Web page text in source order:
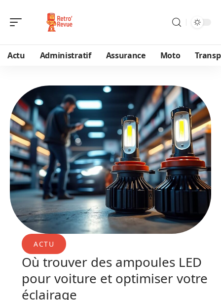
Actu Administratif Assurance Moto
ACTU
Où trouver des ampoules LED
pour voiture et optimiser votre
éclairage